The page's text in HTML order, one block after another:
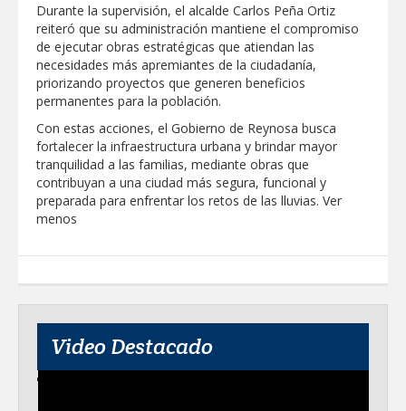
CARMEN LILIA CANTUROSAS
CONSOLIDA A NUEVO LAREDO COMO
REFERENTE DE ENERGÍA LIMPIA EN
TAMAULIPAS
Destacó Alcalde Carlos Peña Ortiz
respuesta inmediata de servicios
municipales ante tormenta
La UAT, Gobierno del Estado y
ganaderos consolidan proyecto “Carne
Tam
GRATUITO PARA RECIÉN NACIDOS EN
"Mamá Luchona", acompañado por la
Senadora Maki Esther Ortiz Domínguez
Durante la supervisión, el alcalde Carlos Peña Ortiz
reiteró que su administración mantiene el compromiso
de ejecutar obras estratégicas que atiendan las
necesidades más apremiantes de la ciudadanía,
priorizando proyectos que generen beneficios
permanentes para la población.
Con estas acciones, el Gobierno de Reynosa busca
fortalecer la infraestructura urbana y brindar mayor
tranquilidad a las familias, mediante obras que
contribuyan a una ciudad más segura, funcional y
preparada para enfrentar los retos de las lluvias. Ver
menos
Video Destacado